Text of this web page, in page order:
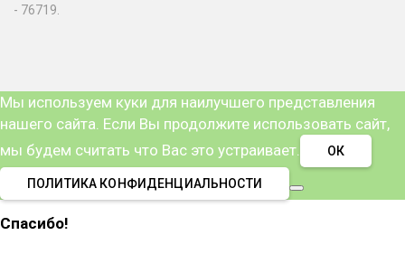
- 76719.
Мы используем куки для наилучшего представления
нашего сайта. Если Вы продолжите использовать сайт,
мы будем считать что Вас это устраивает.
ОК
ПОЛИТИКА КОНФИДЕНЦИАЛЬНОСТИ
Спасибо!